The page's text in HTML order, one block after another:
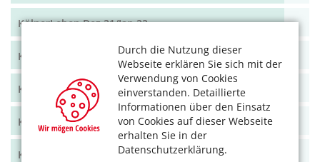
Durch die Nutzung dieser
Webseite erklären Sie sich mit der
Verwendung von Cookies
einverstanden. Detaillierte
Informationen über den Einsatz
von Cookies auf dieser Webseite
erhalten Sie in der
Datenschutzerklärung.
KölnerLeben Dez 21/Jan 22
KölnerLeben Okt/Nov 2021
KölnerLeben Aug/Sept 2021
KölnerLeben Juni/Juli 2021
KölnerLeben April/Mai 2021